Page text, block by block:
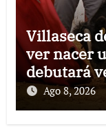
Villaseca
ver nacer
debutará
pueblo
Ago 8, 2026